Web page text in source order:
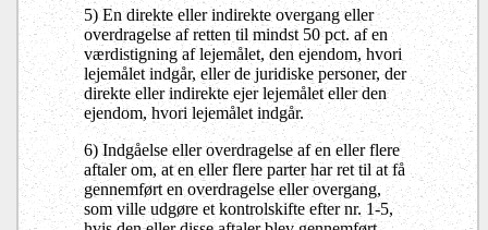
5) En direkte eller indirekte overgang eller
overdragelse af retten til mindst 50 pct. af en
værdistigning af lejemålet, den ejendom, hvori
lejemålet indgår, eller de juridiske personer, der
direkte eller indirekte ejer lejemålet eller den
ejendom, hvori lejemålet indgår.
6) Indgåelse eller overdragelse af en eller flere
aftaler om, at en eller flere parter har ret til at få
gennemført en overdragelse eller overgang,
som ville udgøre et kontrolskifte efter nr. 1-5,